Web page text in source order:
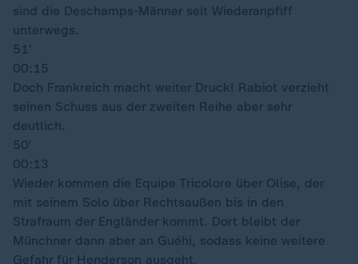
sind die Deschamps-Männer seit Wiederanpfiff
unterwegs.
51′
00:15
Doch Frankreich macht weiter Druck! Rabiot verzieht
seinen Schuss aus der zweiten Reihe aber sehr
deutlich.
50′
00:13
Wieder kommen die Equipe Tricolore über Olise, der
mit seinem Solo über Rechtsaußen bis in den
Strafraum der Engländer kommt. Dort bleibt der
Münchner dann aber an Guéhi, sodass keine weitere
Gefahr für Henderson ausgeht.